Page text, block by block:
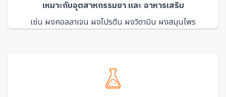
เหมาะกับอุตสาหกรรมยา และ อาหารเสริม
เช่น ผงคอลลาเจน ผงโปรตีน ผงวิตามิน ผงสมุนไพร